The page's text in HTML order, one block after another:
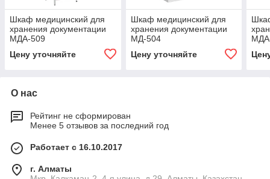
Шкаф медицинский для
хранения документации
МДА-509
Цену уточняйте
Шкаф медицинский для
хранения документации
МД-504
Цену уточняйте
О нас
Рейтинг не сформирован
Менее 5 отзывов за последний год
Работает с 16.10.2017
г. Алматы